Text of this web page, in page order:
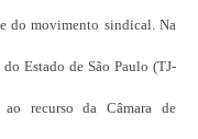
do movimento sindical. Na
Estado de São Paulo (TJ-
recurso da Câmara de